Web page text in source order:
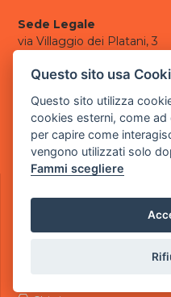
Sede Legale
via Villaggio dei Platani, 3
via Industriale, 2 - 25082
Partita iva 03308130982
Cod. SDI: USAL8PV
CONTATTI
e-mail:info@powergame.it
tel.: +39 030 336 6259
Questo sito usa
Questo sito utilizza
cookies esterni, come
per capire come
vengono utilizzati solo
Fammi scegliere